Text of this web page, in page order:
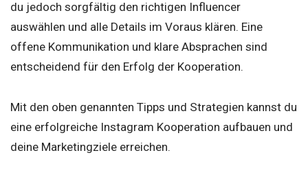
du jedoch sorgfältig den richtigen Influencer
auswählen und alle Details im Voraus klären. Eine
offene Kommunikation und klare Absprachen sind
entscheidend für den Erfolg der Kooperation.
Mit den oben genannten Tipps und Strategien kannst du
eine erfolgreiche Instagram Kooperation aufbauen und
deine Marketingziele erreichen.